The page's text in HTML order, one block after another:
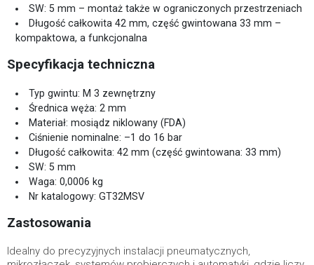
SW: 5 mm – montaż także w ograniczonych przestrzeniach
Długość całkowita 42 mm, część gwintowana 33 mm –
kompaktowa, a funkcjonalna
Specyfikacja techniczna
Typ gwintu: M 3 zewnętrzny
Średnica węża: 2 mm
Materiał: mosiądz niklowany (FDA)
Ciśnienie nominalne: –1 do 16 bar
Długość całkowita: 42 mm (część gwintowana: 33 mm)
SW: 5 mm
Waga: 0,0006 kg
Nr katalogowy: GT32MSV
Zastosowania
Idealny do precyzyjnych instalacji pneumatycznych,